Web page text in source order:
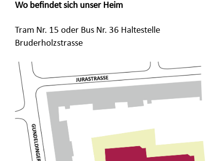
Wo befindet sich unser Heim
Tram Nr. 15 oder Bus Nr. 36 Haltestelle
Bruderholzstrasse